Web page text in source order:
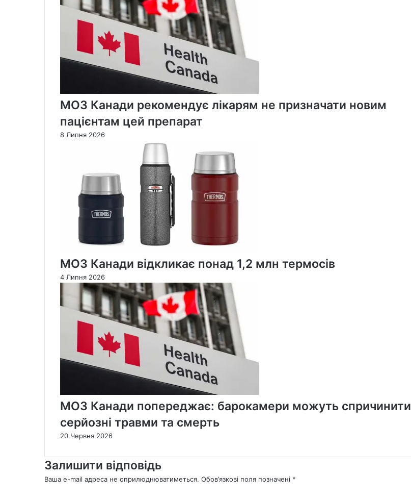
МОЗ Канади рекомендує лікарям не призначати новим
пацієнтам цей препарат
8 Липня 2026
МОЗ Канади відкликає понад 1,2 млн термосів
4 Липня 2026
МОЗ Канади попереджає: барокамери можуть спричинити
серйозні травми та смерть
20 Червня 2026
Залишити відповідь
Ваша e-mail адреса не оприлюднюватиметься. Обов’язкові поля позначені *